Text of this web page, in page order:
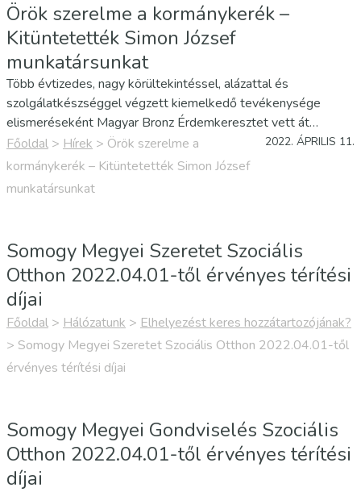
Örök szerelme a kormánykerék –
Kitüntetették Simon József
munkatársunkat
Több évtizedes, nagy körültekintéssel, alázattal és
szolgálatkészséggel végzett kiemelkedő tevékenysége
elismeréseként Magyar Bronz Érdemkeresztet vett át
nemzeti ünnepünk alkalmából Simon József, a Szociális és
Gyermekvédelmi Főigazgatóság Somogy Megyei
Kirendeltségének gépkocsivezetője. A…
Főoldal > Hírek > Örök szerelme a
kormánykerék – Kitüntetették Simon József
munkatársunkat
2022. ÁPRILIS 11.
Somogy Megyei Szeretet Szociális
Otthon 2022.04.01-től érvényes térítési
díjai
Főoldal > Hálózatunk > Elhelyezést keres hozzátartozójának?
> Somogy Megyei Szeretet Szociális Otthon 2022.04.01-től
érvényes térítési díjai
Somogy Megyei Gondviselés Szociális
Otthon 2022.04.01-től érvényes térítési
díjai